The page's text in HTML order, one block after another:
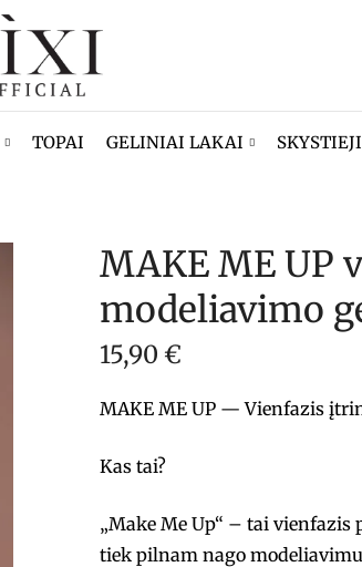
TOPAI GELINIAI LAKAI
MAKE ME UP
modeliavimo
15,90 €
MAKE ME UP — Vienfazis
Kas tai?
„Make Me Up“ – tai
tiek pilnam nago